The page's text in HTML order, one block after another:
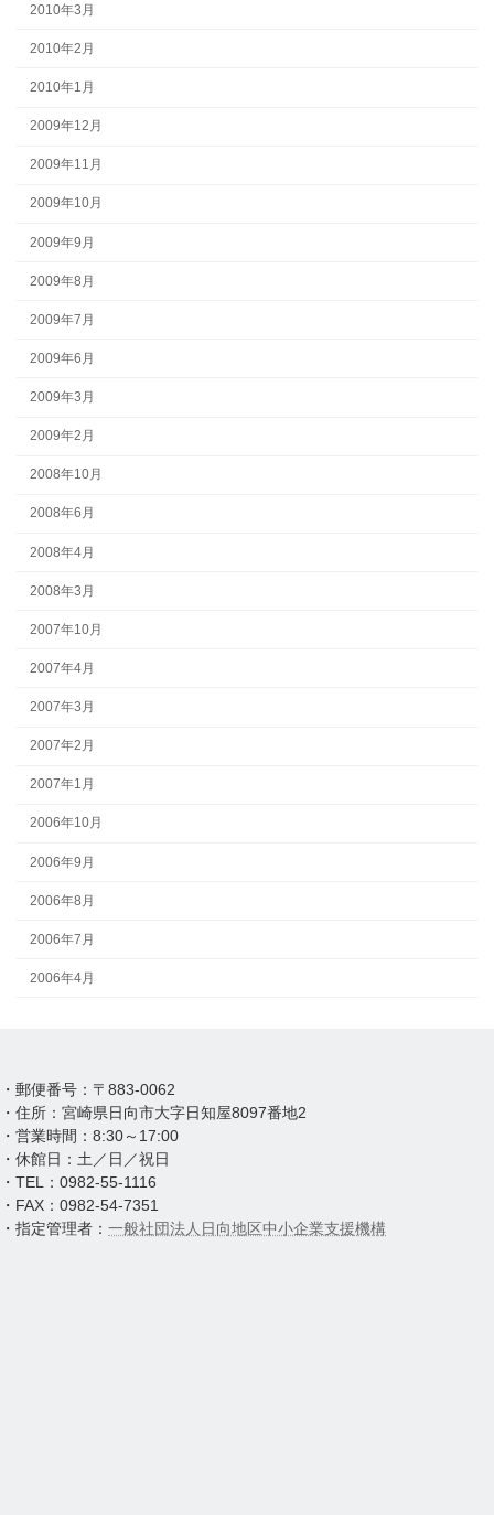
2010年3月
2010年2月
2010年1月
2009年12月
2009年11月
2009年10月
2009年9月
2009年8月
2009年7月
2009年6月
2009年3月
2009年2月
2008年10月
2008年6月
2008年4月
2008年3月
2007年10月
2007年4月
2007年3月
2007年2月
2007年1月
2006年10月
2006年9月
2006年8月
2006年7月
2006年4月
・郵便番号：〒883-0062
・住所：宮崎県日向市大字日知屋8097番地2
・営業時間：8:30～17:00
・休館日：土／日／祝日
・TEL：0982-55-1116
・FAX：0982-54-7351
・指定管理者： 一般社団法人日向地区中小企業支援機構